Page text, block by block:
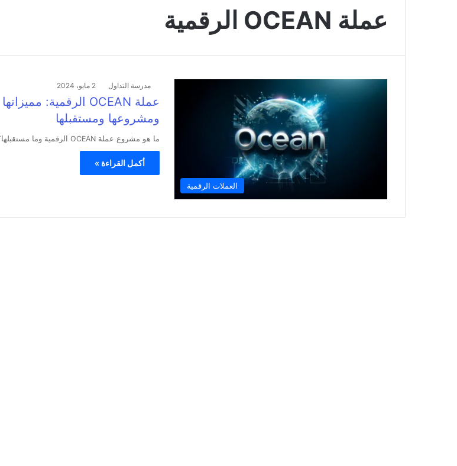
عملة OCEAN الرقمية
العملات الرقمية
مدرسة التداول 2 مايو، 2024
عملة OCEAN الرقمية: مميزاتها
ومشروعها ومستقبلها
ما هو مشروع عملة OCEAN الرقمية وما مستقبلها؟
أكمل القراءة »